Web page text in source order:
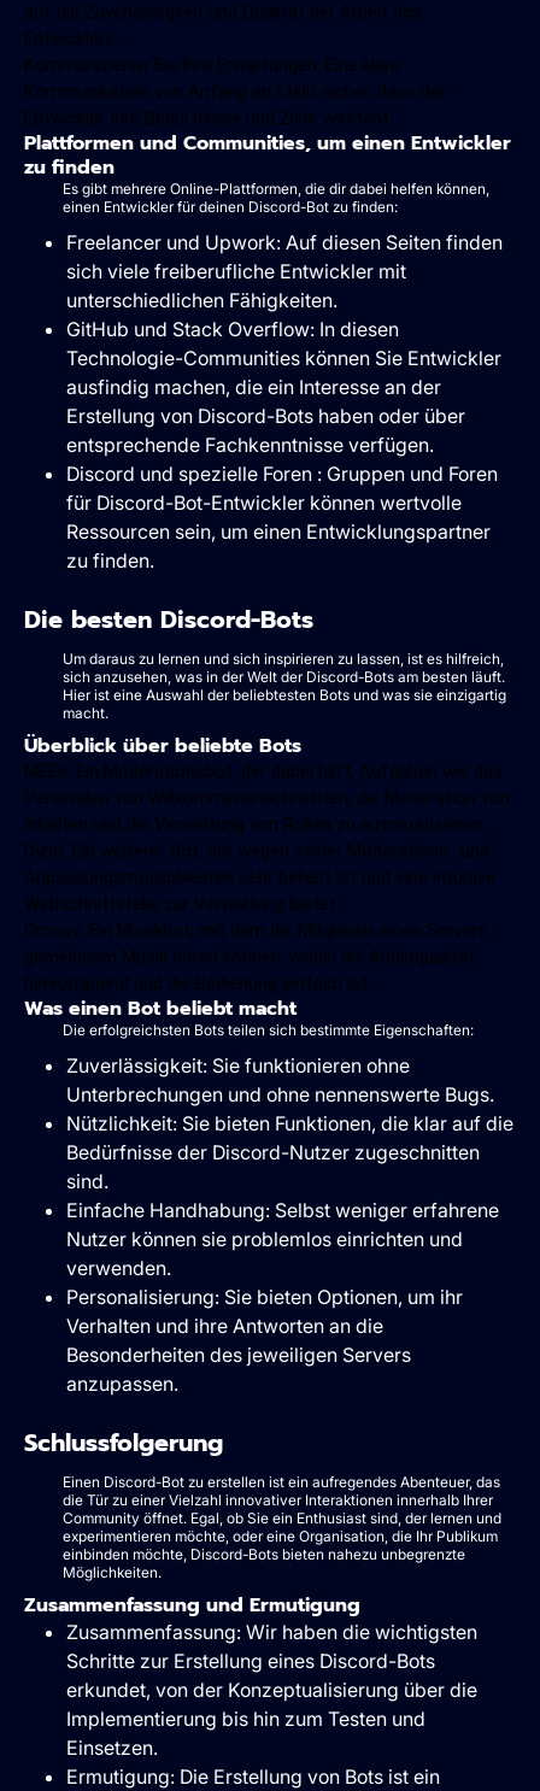
auf die Zuverlässigkeit und Qualität der Arbeit des
Entwicklers.
Kommunizieren Sie Ihre Erwartungen: Eine klare
Kommunikation von Anfang an stellt sicher, dass der
Entwickler Ihre Bedürfnisse und Ziele versteht.
Plattformen und Communities, um einen Entwickler
zu finden
Es gibt mehrere Online-Plattformen, die dir dabei helfen können,
einen Entwickler für deinen Discord-Bot zu finden:
Freelancer und Upwork: Auf diesen Seiten finden
sich viele freiberufliche Entwickler mit
unterschiedlichen Fähigkeiten.
GitHub und Stack Overflow: In diesen
Technologie-Communities können Sie Entwickler
ausfindig machen, die ein Interesse an der
Erstellung von Discord-Bots haben oder über
entsprechende Fachkenntnisse verfügen.
Discord und spezielle Foren : Gruppen und Foren
für Discord-Bot-Entwickler können wertvolle
Ressourcen sein, um einen Entwicklungspartner
zu finden.
Die besten Discord-Bots
Um daraus zu lernen und sich inspirieren zu lassen, ist es hilfreich,
sich anzusehen, was in der Welt der Discord-Bots am besten läuft.
Hier ist eine Auswahl der beliebtesten Bots und was sie einzigartig
macht.
Überblick über beliebte Bots
MEE6: Ein Moderationsbot, der dabei hilft, Aufgaben wie das
Versenden von Willkommensnachrichten, die Moderation von
Inhalten und die Verwaltung von Rollen zu automatisieren.
Dyno: Ein weiterer Bot, der wegen seiner Moderations- und
Anpassungsmöglichkeiten sehr beliebt ist und eine intuitive
Webschnittstelle zur Verwaltung bietet.
Groovy: Ein Musikbot, mit dem die Mitglieder eines Servers
gemeinsam Musik hören können, wobei die Audioqualität
hervorragend und die Bedienung einfach ist.
Was einen Bot beliebt macht
Die erfolgreichsten Bots teilen sich bestimmte Eigenschaften:
Zuverlässigkeit: Sie funktionieren ohne
Unterbrechungen und ohne nennenswerte Bugs.
Nützlichkeit: Sie bieten Funktionen, die klar auf die
Bedürfnisse der Discord-Nutzer zugeschnitten
sind.
Einfache Handhabung: Selbst weniger erfahrene
Nutzer können sie problemlos einrichten und
verwenden.
Personalisierung: Sie bieten Optionen, um ihr
Verhalten und ihre Antworten an die
Besonderheiten des jeweiligen Servers
anzupassen.
Schlussfolgerung
Einen Discord-Bot zu erstellen ist ein aufregendes Abenteuer, das
die Tür zu einer Vielzahl innovativer Interaktionen innerhalb Ihrer
Community öffnet. Egal, ob Sie ein Enthusiast sind, der lernen und
experimentieren möchte, oder eine Organisation, die Ihr Publikum
einbinden möchte, Discord-Bots bieten nahezu unbegrenzte
Möglichkeiten.
Zusammenfassung und Ermutigung
Zusammenfassung: Wir haben die wichtigsten
Schritte zur Erstellung eines Discord-Bots
erkundet, von der Konzeptualisierung über die
Implementierung bis hin zum Testen und
Einsetzen.
Ermutigung: Die Erstellung von Bots ist ein